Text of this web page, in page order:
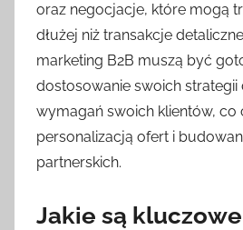
oraz negocjacje, które mogą
dłużej niż transakcje
marketing B2B muszą być
dostosowanie swoich
wymagań swoich klientów, co
personalizacją ofert i
partnerskich.
Jakie są